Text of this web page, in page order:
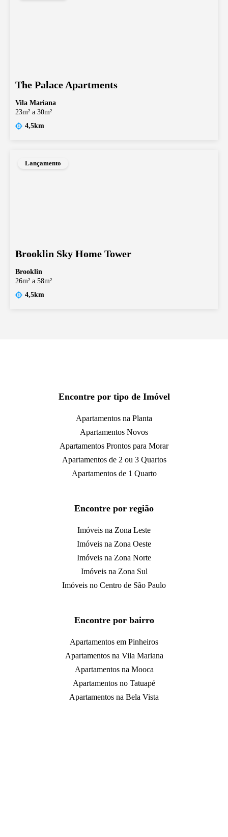
The Palace Apartments
Vila Mariana
23m² a 30m²
4,5km
Lançamento
Brooklin Sky Home Tower
Brooklin
26m² a 58m²
4,5km
Encontre por tipo de Imóvel
Apartamentos na Planta
Apartamentos Novos
Apartamentos Prontos para Morar
Apartamentos de 2 ou 3 Quartos
Apartamentos de 1 Quarto
Encontre por região
Imóveis na Zona Leste
Imóveis na Zona Oeste
Imóveis na Zona Norte
Imóveis na Zona Sul
Imóveis no Centro de São Paulo
Encontre por bairro
Apartamentos em Pinheiros
Apartamentos na Vila Mariana
Apartamentos na Mooca
Apartamentos no Tatuapé
Apartamentos na Bela Vista